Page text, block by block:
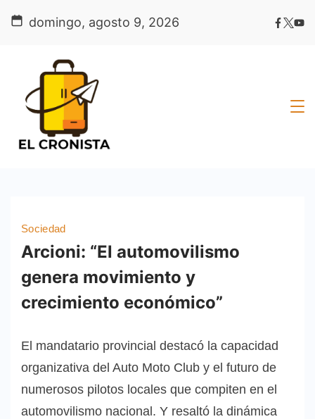
domingo, agosto 9, 2026
Sociedad
Arcioni: “El automovilismo
genera movimiento y
crecimiento económico”
El mandatario provincial destacó la capacidad
organizativa del Auto Moto Club y el futuro de
numerosos pilotos locales que compiten en el
automovilismo nacional. Y resaltó la dinámica